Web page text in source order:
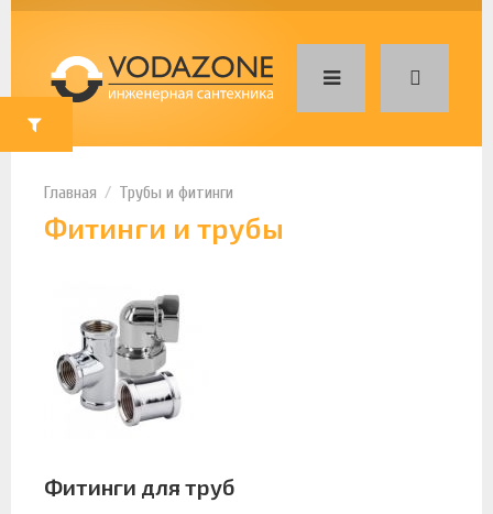
Трубы и фитинги
Фитинги и трубы
Фитинги для труб